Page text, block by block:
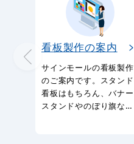
看板製作の案内
サインモールの看板製作
のご案内です。スタンド
看板はもちろん、バナー
スタンドやのぼり旗など